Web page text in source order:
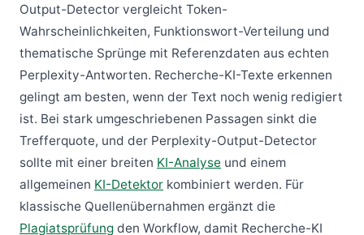
Output-Detector vergleicht Token-
Wahrscheinlichkeiten, Funktionswort-Verteilung und
thematische Sprünge mit Referenzdaten aus echten
Perplexity-Antworten. Recherche-KI-Texte erkennen
gelingt am besten, wenn der Text noch wenig redigiert
ist. Bei stark umgeschriebenen Passagen sinkt die
Trefferquote, und der Perplexity-Output-Detector
sollte mit einer breiten KI-Analyse und einem
allgemeinen KI-Detektor kombiniert werden. Für
klassische Quellenübernahmen ergänzt die
Plagiatsprüfung den Workflow, damit Recherche-KI